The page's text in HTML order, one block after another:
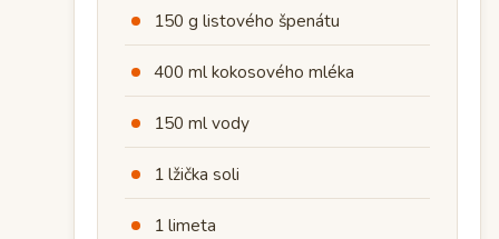
150 g listového špenátu
400 ml kokosového mléka
150 ml vody
1 lžička soli
1 limeta